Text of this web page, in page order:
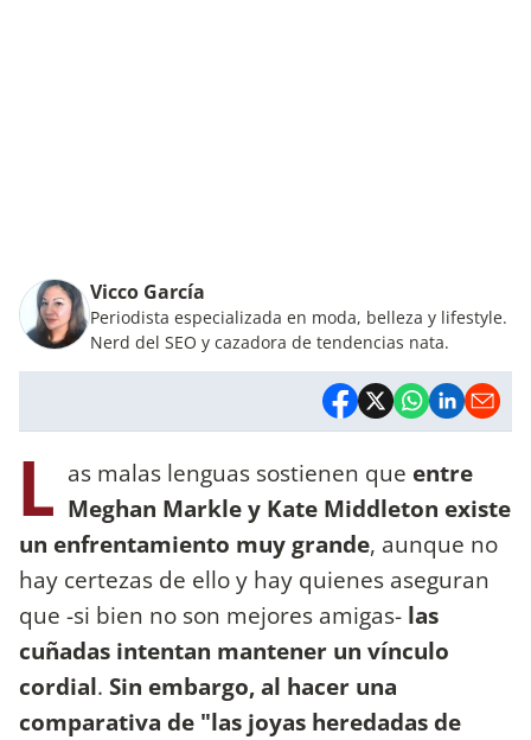
Vicco García
Periodista especializada en moda, belleza y lifestyle.
Nerd del SEO y cazadora de tendencias nata.
L as malas lenguas sostienen que entre
Meghan Markle y Kate Middleton existe
un enfrentamiento muy grande, aunque no
hay certezas de ello y hay quienes aseguran
que -si bien no son mejores amigas- las
cuñadas intentan mantener un vínculo
cordial. Sin embargo, al hacer una
comparativa de "las joyas heredadas de